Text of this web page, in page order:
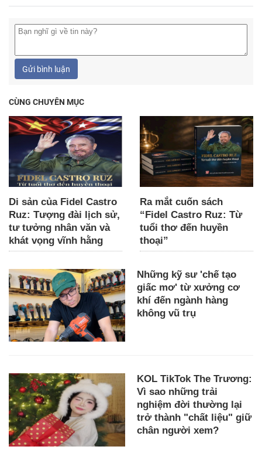
Gửi bình luận
CÙNG CHUYÊN MỤC
Di sản của Fidel Castro
Ruz: Tượng đài lịch sử,
tư tưởng nhân văn và
khát vọng vĩnh hằng
Ra mắt cuốn sách
“Fidel Castro Ruz: Từ
tuổi thơ đến huyền
thoại”
Những kỹ sư 'chế tạo
giấc mơ' từ xưởng cơ
khí đến ngành hàng
không vũ trụ
KOL TikTok The Trương:
Vì sao những trải
nghiệm đời thường lại
trở thành "chất liệu" giữ
chân người xem?